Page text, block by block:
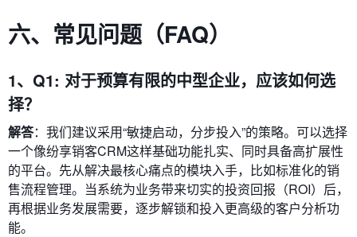
六、常见问题（FAQ）
1、Q1: 对于预算有限的中型企业，应该如何选
择？
解答：我们建议采用“敏捷启动，分步投入”的策略。可以选择
一个像纷享销客CRM这样基础功能扎实、同时具备高扩展性
的平台。先从解决最核心痛点的模块入手，比如标准化的销
售流程管理。当系统为业务带来切实的投资回报（ROI）后，
再根据业务发展需要，逐步解锁和投入更高级的客户分析功
能。